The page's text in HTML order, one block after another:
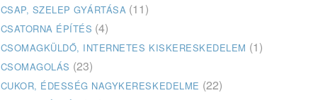
CSAP, SZELEP GYÁRTÁSA (11)
CSATORNA ÉPÍTÉS (4)
CSOMAGKÜLDŐ, INTERNETES KISKERESKEDELEM (1)
CSOMAGOLÁS (23)
CUKOR, ÉDESSÉG NAGYKERESKEDELME (22)